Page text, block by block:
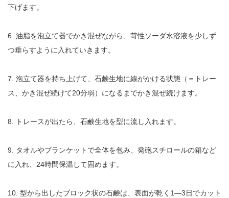
下げます。
6. 油脂を泡立て器でかき混ぜながら、苛性ソーダ水溶液を少しず
つ垂らすように入れていきます。
7. 泡立て器を持ち上げて、石鹸生地に線がかける状態（＝トレー
ス、かき混ぜ続けて20分弱）になるまでかき混ぜ続けます。
8. トレースが出たら、石鹸生地を型に流し入れます。
9. タオルやブランケットで全体を包み、発砲スチロールの箱など
に入れ、24時間保温して固めます。
10. 型から出したブロック状の石鹸は、表面が乾く1―3日でカット